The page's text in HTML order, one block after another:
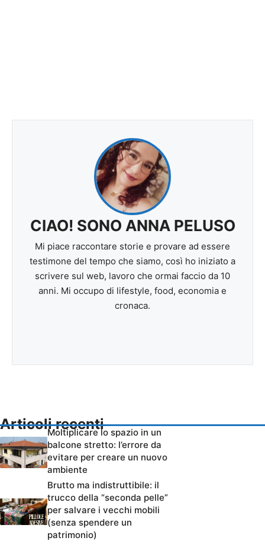
CIAO! SONO ANNA PELUSO
Mi piace raccontare storie e provare ad essere
testimone del tempo che siamo, così ho iniziato a
scrivere sul web, lavoro che ormai faccio da 10
anni. Mi occupo di lifestyle, food, economia e
cronaca.
Articoli recenti
Moltiplicare lo spazio in un
balcone stretto: l’errore da
evitare per creare un nuovo
ambiente
Brutto ma indistruttibile: il
trucco della “seconda pelle”
per salvare i vecchi mobili
(senza spendere un
patrimonio)